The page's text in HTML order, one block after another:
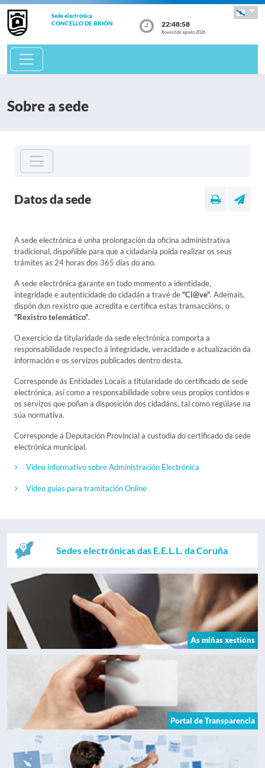
Sede electrónica
CONCELLO DE BRIÓN 22:48:58
Xoves 6 de agosto 2026
Sobre a sede
Datos da sede
A sede electrónica é unha prolongación da oficina administrativa
tradicional, dispoñible para que a cidadanía poida realizar os seus
trámites as 24 horas dos 365 días do ano.
A sede electrónica garante en todo momento a identidade,
integridade e autenticidade do cidadán a travé de"Cl@ve". Ademais,
dispón dun rexistro que acredita e certifica estas transaccións, o
"Rexistro telemático".
O exercicio da titularidade da sede electrónica comporta a
responsabilidade respecto á integridade, veracidade e actualización da
información e os servizos publicados dentro desta.
Corresponde ás Entidades Locais a titularidade do certificado de sede
electrónica, así como a responsabilidade sobre seus propios contidos e
os servizos que poñan a disposición dos cidadáns, tal como regúlase na
súa normativa.
Corresponde á Deputación Provincial a custodia do certificado da sede
electrónica municipal.
Video informativo sobre Administración Electrónica
Video guías para tramitación Online
Sedes electrónicas das E.E.L.L. da Coruña
As miñas xestións
Portal de Transparencia